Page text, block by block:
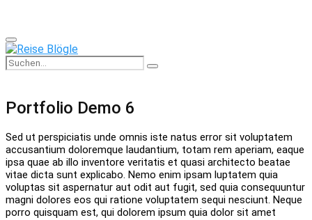
Primary
Menu
Search
for:
Search
Portfolio Demo 6
Sed ut perspiciatis unde omnis iste natus error sit voluptatem
accusantium doloremque laudantium, totam rem aperiam, eaque
ipsa quae ab illo inventore veritatis et quasi architecto beatae
vitae dicta sunt explicabo. Nemo enim ipsam luptatem quia
voluptas sit aspernatur aut odit aut fugit, sed quia consequuntur
magni dolores eos qui ratione voluptatem sequi nesciunt. Neque
porro quisquam est, qui dolorem ipsum quia dolor sit amet